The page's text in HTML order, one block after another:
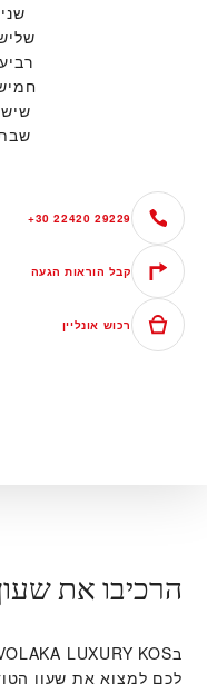
שני
+30 22420 29229
קבל הוראות הגעה
רכוש אונליין
הרכיבו את
לכם למצוא את שעון